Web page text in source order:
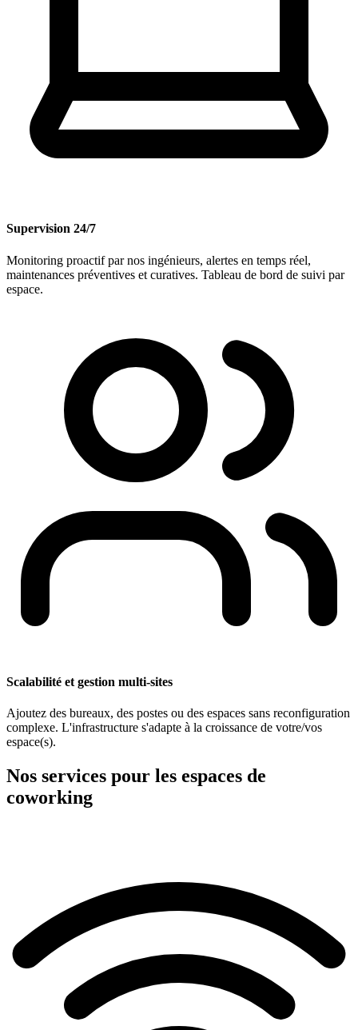
Supervision 24/7
Monitoring proactif par nos ingénieurs, alertes en temps réel,
maintenances préventives et curatives. Tableau de bord de suivi par
espace.
Scalabilité et gestion multi-sites
Ajoutez des bureaux, des postes ou des espaces sans reconfiguration
complexe. L'infrastructure s'adapte à la croissance de votre/vos
espace(s).
Nos services pour les espaces de
coworking